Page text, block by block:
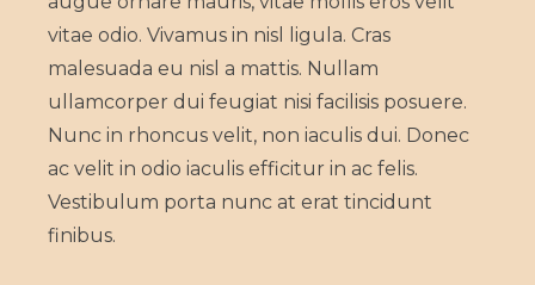
vitae odio. Vivamus in nisl ligula. Cras
malesuada eu nisl a mattis. Nullam
ullamcorper dui feugiat nisi facilisis posuere.
Nunc in rhoncus velit, non iaculis dui. Donec
ac velit in odio iaculis efficitur in ac felis.
Vestibulum porta nunc at erat tincidunt
finibus.